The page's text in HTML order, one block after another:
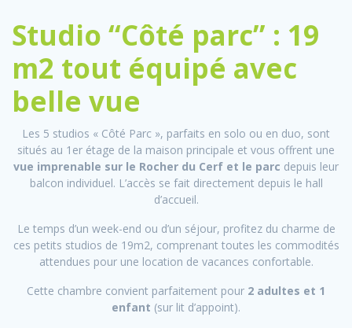
Studio “Côté parc” : 19
m2 tout équipé avec
belle vue
Les 5 studios « Côté Parc », parfaits en solo ou en duo, sont
situés au 1er étage de la maison principale et vous offrent une
vue imprenable sur le Rocher du Cerf et le parc depuis leur
balcon individuel. L’accès se fait directement depuis le hall
d’accueil.
Le temps d’un week-end ou d’un séjour, profitez du charme de
ces petits studios de 19m2, comprenant toutes les commodités
attendues pour une location de vacances confortable.
Cette chambre convient parfaitement pour 2 adultes et 1
enfant (sur lit d’appoint).